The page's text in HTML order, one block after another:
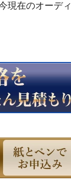
現在のオーディ